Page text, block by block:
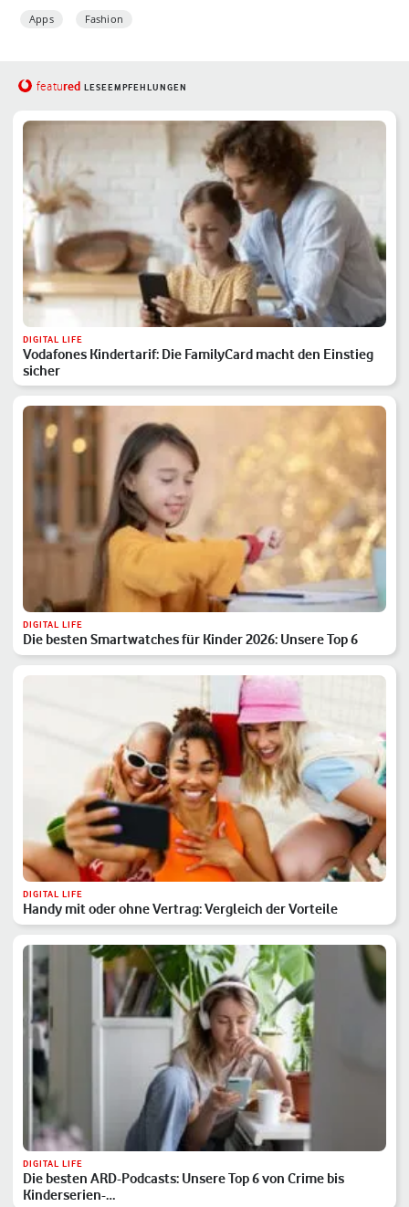
Apps Fashion
featured LESEEMPFEHLUNGEN
DIGITAL LIFE
Vodafones Kindertarif: Die FamilyCard macht den Einstieg
sicher
DIGITAL LIFE
Die besten Smartwatches für Kinder 2026: Unsere Top 6
DIGITAL LIFE
Handy mit oder ohne Vertrag: Vergleich der Vorteile
DIGITAL LIFE
Die besten ARD-Podcasts: Unsere Top 6 von Crime bis
Kinderserien-…